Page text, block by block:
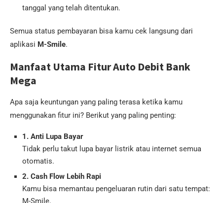
tanggal yang telah ditentukan.
Semua status pembayaran bisa kamu cek langsung dari
aplikasi M-Smile.
Manfaat Utama Fitur Auto Debit Bank
Mega
Apa saja keuntungan yang paling terasa ketika kamu
menggunakan fitur ini? Berikut yang paling penting:
1. Anti Lupa Bayar
Tidak perlu takut lupa bayar listrik atau internet semua
otomatis.
2. Cash Flow Lebih Rapi
Kamu bisa memantau pengeluaran rutin dari satu tempat:
M-Smile.